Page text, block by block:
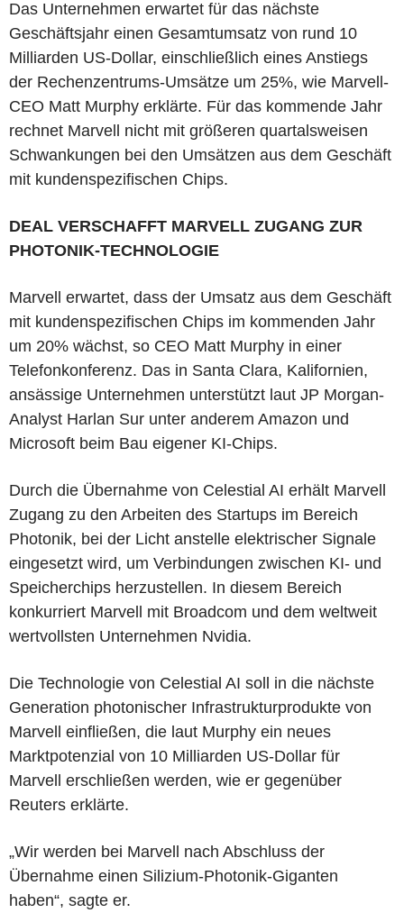
Das Unternehmen erwartet für das nächste
Geschäftsjahr einen Gesamtumsatz von rund 10
Milliarden US-Dollar, einschließlich eines Anstiegs
der Rechenzentrums-Umsätze um 25%, wie Marvell-
CEO Matt Murphy erklärte. Für das kommende Jahr
rechnet Marvell nicht mit größeren quartalsweisen
Schwankungen bei den Umsätzen aus dem Geschäft
mit kundenspezifischen Chips.
DEAL VERSCHAFFT MARVELL ZUGANG ZUR
PHOTONIK-TECHNOLOGIE
Marvell erwartet, dass der Umsatz aus dem Geschäft
mit kundenspezifischen Chips im kommenden Jahr
um 20% wächst, so CEO Matt Murphy in einer
Telefonkonferenz. Das in Santa Clara, Kalifornien,
ansässige Unternehmen unterstützt laut JP Morgan-
Analyst Harlan Sur unter anderem Amazon und
Microsoft beim Bau eigener KI-Chips.
Durch die Übernahme von Celestial AI erhält Marvell
Zugang zu den Arbeiten des Startups im Bereich
Photonik, bei der Licht anstelle elektrischer Signale
eingesetzt wird, um Verbindungen zwischen KI- und
Speicherchips herzustellen. In diesem Bereich
konkurriert Marvell mit Broadcom und dem weltweit
wertvollsten Unternehmen Nvidia.
Die Technologie von Celestial AI soll in die nächste
Generation photonischer Infrastrukturprodukte von
Marvell einfließen, die laut Murphy ein neues
Marktpotenzial von 10 Milliarden US-Dollar für
Marvell erschließen werden, wie er gegenüber
Reuters erklärte.
„Wir werden bei Marvell nach Abschluss der
Übernahme einen Silizium-Photonik-Giganten
haben“, sagte er.